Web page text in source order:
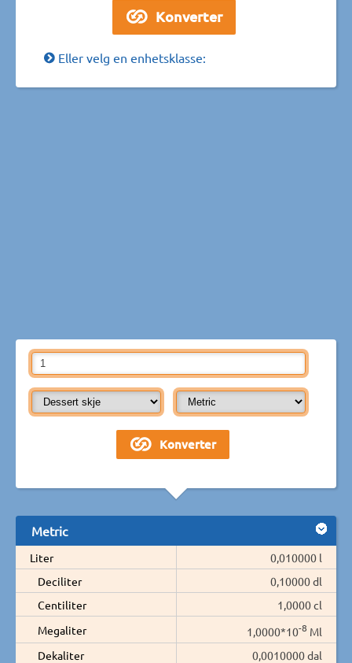
Eller velg en enhetsklasse:
Metric
Liter
0,010000 l
Deciliter
0,10000 dl
Centiliter
1,0000 cl
Megaliter
1,0000*10-8 Ml
Dekaliter
0,0010000 dal